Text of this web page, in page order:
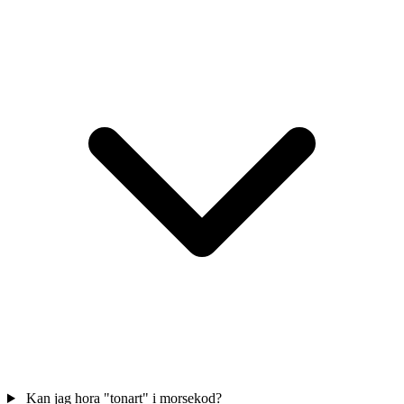
Kan jag hora "tonart" i morsekod?